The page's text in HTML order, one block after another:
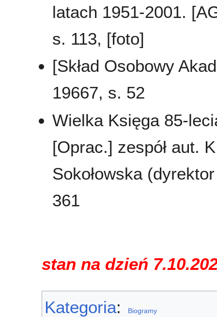
latach 1951-2001.
s. 113, [foto]
[Skład Osobowy
19667, s. 52
Wielka Księga 85-
[Oprac.] zespół aut.
Sokołowska
361
stan na dzień
Kategoria: Biogramy